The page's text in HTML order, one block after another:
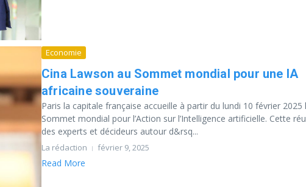
Economie
Cina Lawson au Sommet mondial pour une IA
africaine souveraine
Paris la capitale française accueille à partir du lundi 10 février 2025
Sommet mondial pour l’Action sur l’Intelligence artificielle. Cette
des experts et décideurs autour d&rsq...
La rédaction février 9, 2025
Read More